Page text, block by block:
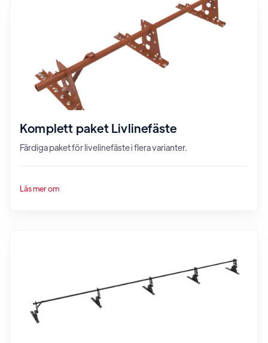
Komplett paket Livlinefäste
Färdiga paket för livelinefäste i flera varianter.
Läs mer om